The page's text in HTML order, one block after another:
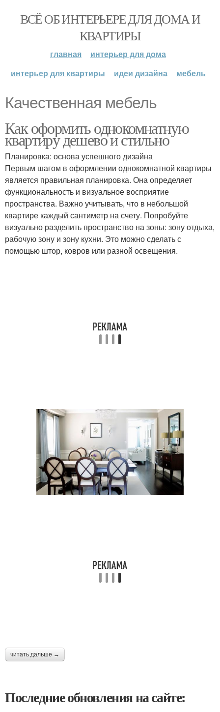
ВСЁ ОБ ИНТЕРЬЕРЕ ДЛЯ ДОМА И
КВАРТИРЫ
главная
интерьер для дома
интерьер для квартиры
идеи дизайна мебель
Качественная мебель
Как оформить однокомнатную
квартиру дешево и стильно
Планировка: основа успешного дизайна
Первым шагом в оформлении однокомнатной квартиры
является правильная планировка. Она определяет
функциональность и визуальное восприятие
пространства. Важно учитывать, что в небольшой
квартире каждый сантиметр на счету. Попробуйте
визуально разделить пространство на зоны: зону отдыха,
рабочую зону и зону кухни. Это можно сделать с
помощью штор, ковров или разной освещения.
читать дальше →
Последние обновления на сайте: